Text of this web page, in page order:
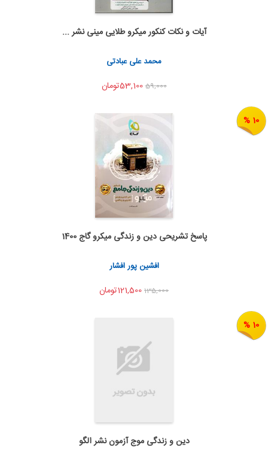
به من اطلاع بده
اشتراک گذاری
آیات و نکات کنکور میکرو طلایی مینی نشر ...
محمد علی عبادتی
59,00053,100تومان
10 %
به من اطلاع بده
اشتراک گذاری
پاسخ تشریحی دین و زندگی میکرو گاج 1400
افشین پور افشار
135,000
10 %
به من اطلاع بده
دین و زندگی موج آزمون نشر الگو